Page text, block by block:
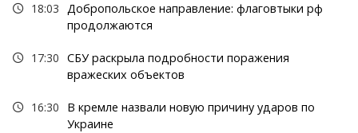
18:03 Добропольское направление: флаговтыки рф
продолжаются
17:30 СБУ раскрыла подробности поражения
вражеских объектов
16:30
В кремле назвали новую причину ударов по
Украине